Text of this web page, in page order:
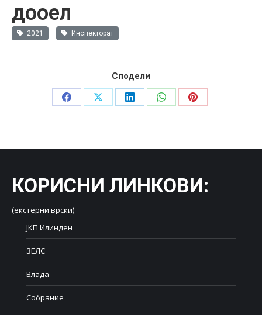
дооел
2021 Инспекторат
Сподели
Share
Share
Share
Share
Share
КОРИСНИ ЛИНКОВИ:
(екстерни врски)
ЈКП Илинден
ЗЕЛС
Влада
Собрание